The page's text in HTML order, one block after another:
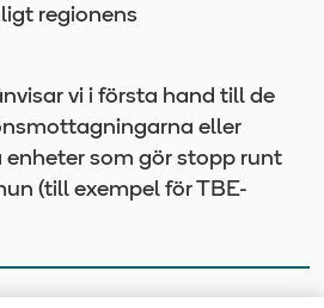
regionens
vi i första hand till de
eller
enheter som gör stopp runt
(till exempel för TBE-